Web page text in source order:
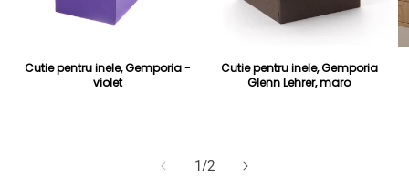
Cutie pentru inele, Gemporia -
violet
Cutie pentru inele, Gemporia
Glenn Lehrer, maro
1/
din2